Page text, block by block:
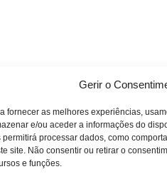
Gerir o
fornecer as melhores experiências,
e/ou aceder a informações do
permitirá processar dados, como
site. Não consentir ou retirar o
e funções.